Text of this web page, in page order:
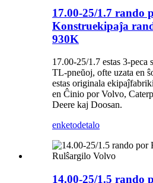
17.00-25/1.7 rando
Konstruekipaĵa
930K
17.00-25/1.7 estas 3-peca
TL-pneŭoj, ofte uzata en
estas originala
en Ĉinio por Volvo,
Deere kaj Doosan.
enketodetalo
14.00-25/1.5 rando